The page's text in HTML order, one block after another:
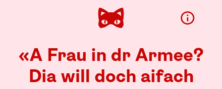
«A Frau in dr Armee?
Dia will doch aifach